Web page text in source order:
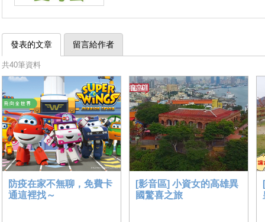
發表的文章 留言給作者
共40筆資料
防疫在家不無聊，免費卡
通這裡找～
[影音區] 小資女的高雄異
國驚喜之旅